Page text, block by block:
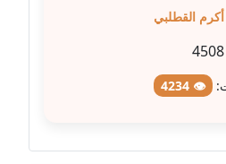
القطلبي
4508
👁 4234